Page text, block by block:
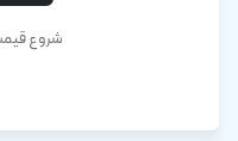
شروع قیمت از 750/